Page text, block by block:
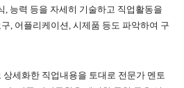
, 능력 등을 자세히 기술하고 직업활동을
, 어플리케이션, 시제품 등도 파악하여 구
세화한 직업내용을 토대로 전문가 멘토